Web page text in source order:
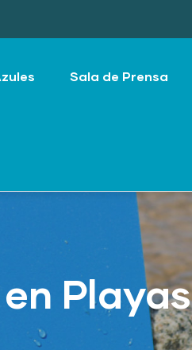
Sala de Prensa
Playas